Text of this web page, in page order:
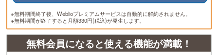
※無料期間終了後、Weblioプレミアムサービスは自動的に解約されません。
※無料期間が終了すると月額330円(税込)が発生します。
無料会員になると使える機能が満載！